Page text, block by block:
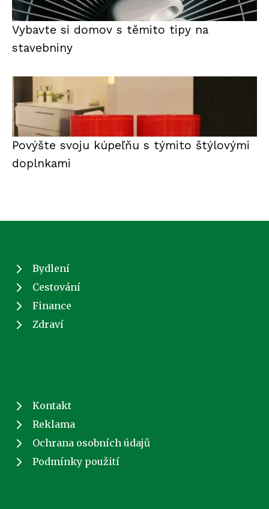
Vybavte si domov s těmito tipy na
stavebniny
Povýšte svoju kúpeľňu s týmito štýlovými
doplnkami
Bydlení
Cestování
Finance
Zdraví
Kontakt
Reklama
Ochrana osobních údajů
Podmínky použití